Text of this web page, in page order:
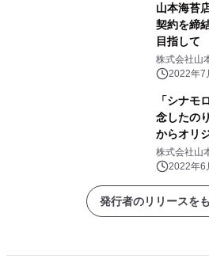
山本海苔
契約を締
目指して
株式会社山
2022年7
「シナモ
念したの
からオリ
売開始
株式会社山
2022年6
発行者のリリースを